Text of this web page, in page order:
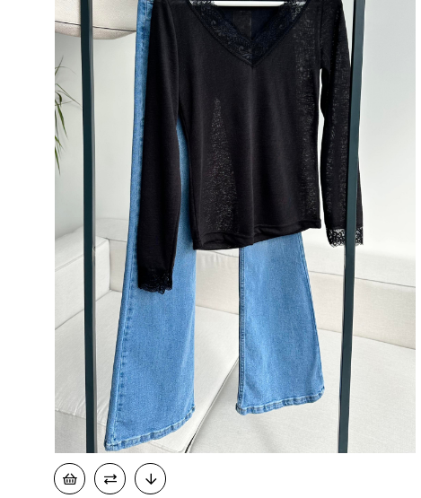
250 TL